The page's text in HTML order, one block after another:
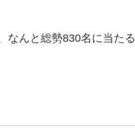
なんと総勢830名に当たる